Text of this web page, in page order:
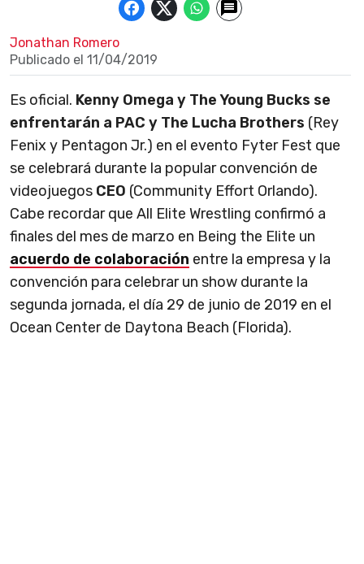
Jonathan Romero
Publicado el 11/04/2019
Es oficial. Kenny Omega y The Young Bucks se
enfrentarán a PAC y The Lucha Brothers (Rey
Fenix y Pentagon Jr.) en el evento Fyter Fest que
se celebrará durante la popular convención de
videojuegos CEO (Community Effort Orlando).
Cabe recordar que All Elite Wrestling confirmó a
finales del mes de marzo en Being the Elite un
acuerdo de colaboración entre la empresa y la
convención para celebrar un show durante la
segunda jornada, el día 29 de junio de 2019 en el
Ocean Center de Daytona Beach (Florida).